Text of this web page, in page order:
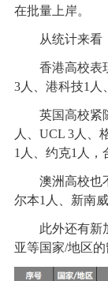
在批量上岸。
从统计来看
香港高校表现
3人、港科技1人
英国高校紧随
人、UCL 3人、
1人、约克1人，
澳洲高校也不
尔本1人、新南
此外还有新加
亚等国家/地区的